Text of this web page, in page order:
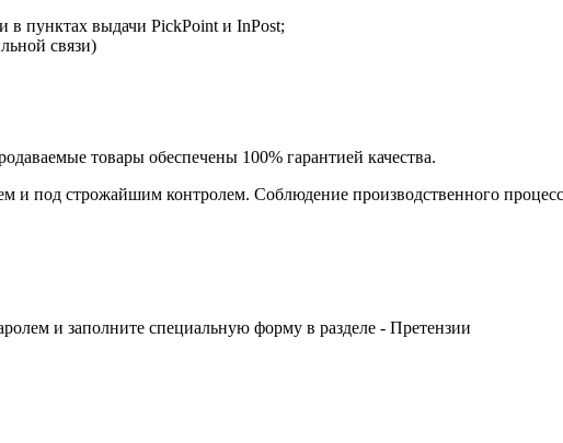
в пунктах выдачи PickPoint и InPost;
связи)
товары обеспечены 100% гарантией качества.
под строжайшим контролем. Соблюдение производственного
и заполните специальную форму в разделе - Претензии